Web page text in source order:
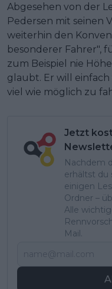
Abgesehen von der
Pedersen mit seinen
weiterhin den
besonderer Fahrer",
zum Beispiel nie
glaubt. Er will
viel wie möglich zu
Jetzt
Nachdem
erhältst du
einigen
Ordner –
Alle
Mail.